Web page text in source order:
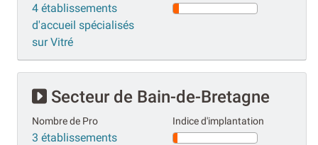
4 établissements
d'accueil spécialisés
sur Vitré
Secteur de Bain-de-Bretagne
Nombre de Pro
3 établissements
Indice d'implantation